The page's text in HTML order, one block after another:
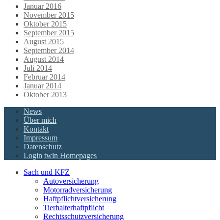
Januar 2016
November 2015
Oktober 2015
September 2015
August 2015
September 2014
August 2014
Juli 2014
Februar 2014
Januar 2014
Oktober 2013
News
Über mich
Kontakt
Impressum
Datenschutz
Login twin Homepages
Sach und KFZ
Autoversicherung
Motorradversicherung
Haftpflichtversicherung
Tierhalterhaftpflicht
Rechtsschutzversicherung